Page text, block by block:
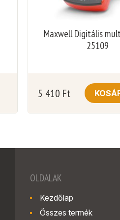
Maxwell Digitális
25109
5 410 Ft
OLDALAK
Kezdőlap
Összes termék